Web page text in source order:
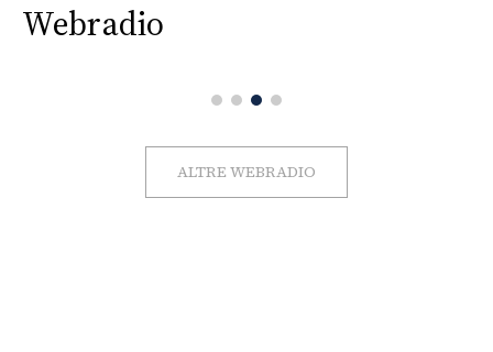
Webradio
ALTRE WEBRADIO